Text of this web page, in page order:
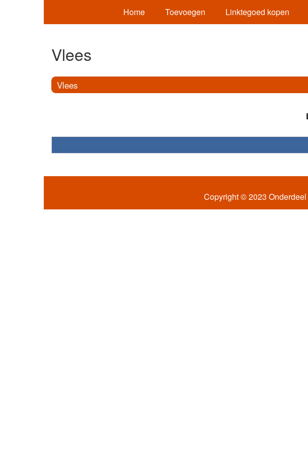
Home Toevoegen Linktegoed kopen
Vlees
Vlees
Copyright © 2023 Onderdeel